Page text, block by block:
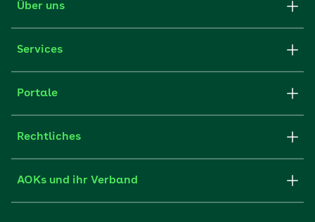
Über uns
Services
Portale
Rechtliches
AOKs und ihr Verband